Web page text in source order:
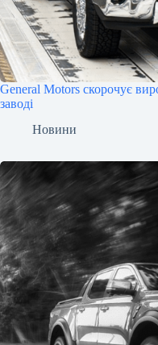
General Motors скорочує
заводі
Новини